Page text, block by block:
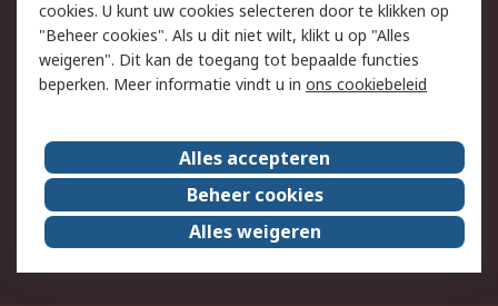
Privacybeleid
Websitevoorwaarden
Algemene
verkoopvoorwaarden
Over RS
RS Group
Over ons
RS wereldwijd
Werken bij RS
ESG
cookies. U kunt uw cookies selecteren door te klikken op
"Beheer cookies". Als u dit niet wilt, klikt u op "Alles
weigeren". Dit kan de toegang tot bepaalde functies
beperken. Meer informatie vindt u in ons cookiebeleid
Alles accepteren
Beheer cookies
Alles weigeren